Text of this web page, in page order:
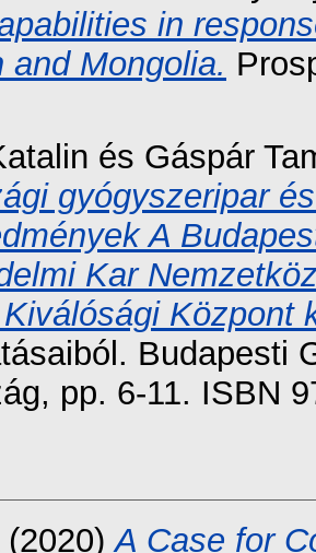
in
and Mongolia.
és Gáspár
gyógyszeripar
A
Kar
Központ
Budapesti
pp. 6-11. ISBN
(2020)A Case for